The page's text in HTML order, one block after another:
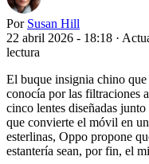
Por Susan Hill
22 abril 2026 - 18:18 ·
lectura
El buque insignia chino
conocía por las filtraciones
cinco lentes diseñadas
que convierte el móvil en
esterlinas, Oppo propone
estantería sean, por fin, el